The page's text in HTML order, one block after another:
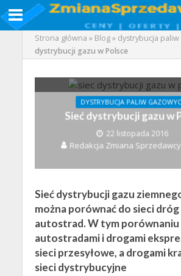
Strona główna » Blog» dystrybucja
dystrybucji gazu w Polsce
DYSTRYBUCJA PALIW
Sieć dystrybucji gazu w
22 listopada 2016
Redakcja Zmiana
Sieć dystrybucji gazu
można porównać do sieci
autostrad. W tym porównaniu
autostradami i drogami
sieci przesyłowe, a drogami
sieci dystrybucyjne